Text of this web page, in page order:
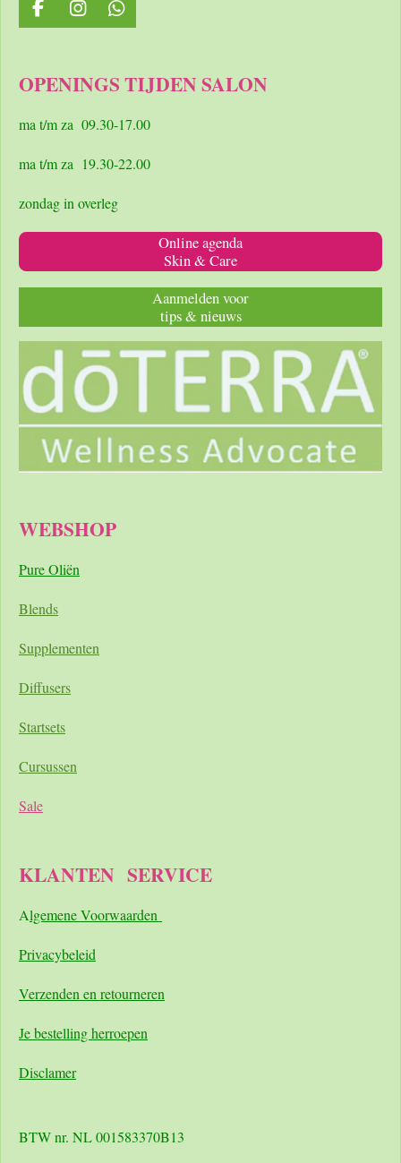
F
a
b
o
I
n
a
r
m
W
h
s
p
OPENINGS TIJDEN SALON
ma t/m za 09.30-17.00
ma t/m za 19.30-22.00
zondag in overleg
Online agenda
Skin & Care
Aanmelden voor
tips & nieuws
WEBSHOP
Pure Oliën
Blends
Supplementen
Diffusers
Startsets
Cursussen
Sale
KLANTEN SERVICE
Algemene Voorwaarden
Privacybeleid
Verzenden en retourneren
Je bestelling herroepen
Disclamer
BTW nr. NL 001583370B13